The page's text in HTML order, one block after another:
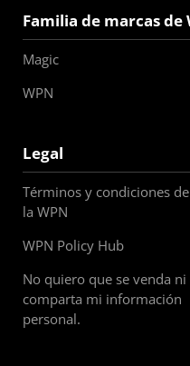
Familia de marcas de
Magic
WPN
Legal
Términos y condiciones de
la WPN
WPN Policy Hub
No quiero que se venda ni
comparta mi información
personal.